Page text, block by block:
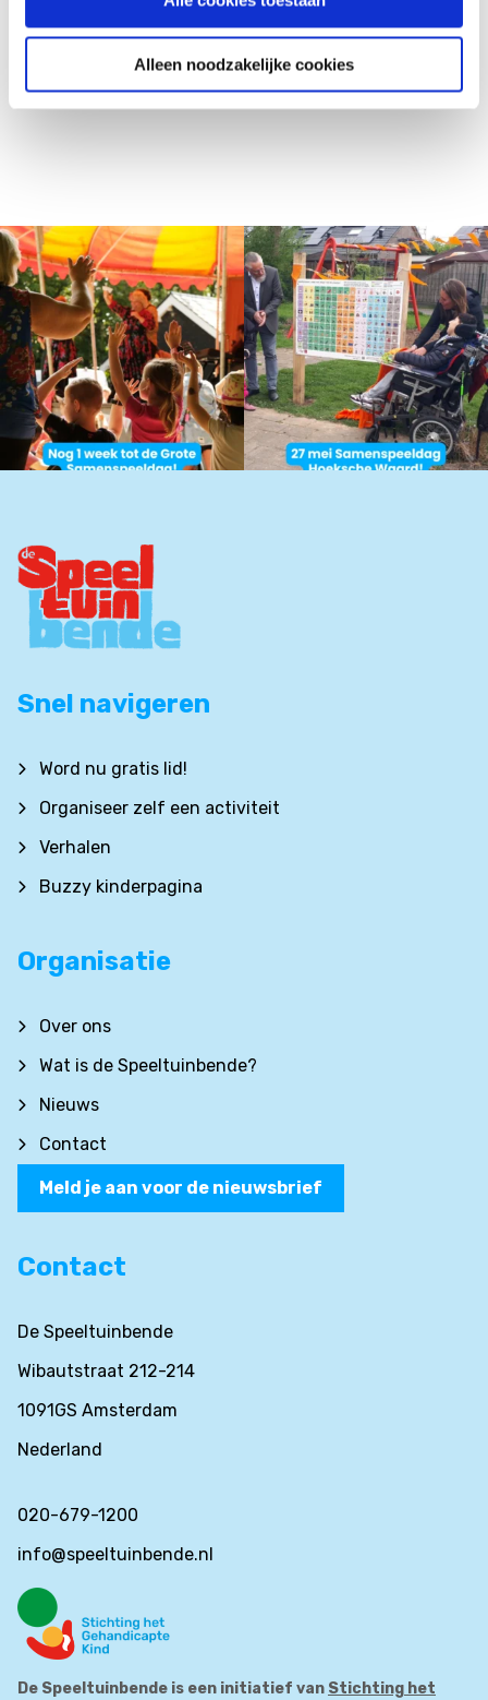
Alleen noodzakelijke cookies
Snel navigeren
Word nu gratis lid!
Organiseer zelf een activiteit
Verhalen
Buzzy kinderpagina
Organisatie
Over ons
Wat is de Speeltuinbende?
Nieuws
Contact
Meld je aan voor de nieuwsbrief
Contact
De Speeltuinbende
Wibautstraat 212-214
1091GS Amsterdam
Nederland
020-679-1200
info@speeltuinbende.nl
De Speeltuinbende is een initiatief van Stichting het